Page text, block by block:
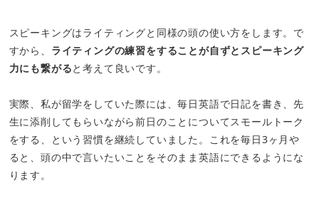
スピーキングはライティングと同様の頭の使い方をします。で
すから、 ライティングの練習をすることが自ずとスピーキング
力にも繋がると考えて良いです。
実際、私が留学をしていた際には、毎日英語で日記を書き、先
生に添削してもらいながら前日のことについてスモールトーク
をする、という習慣を継続していました。これを毎日3ヶ月や
ると、頭の中で言いたいことをそのまま英語にできるようにな
ります。